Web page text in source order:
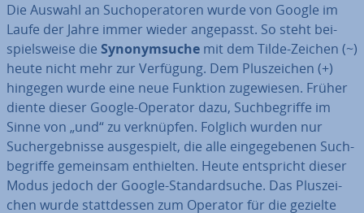
Die Auswahl an Such­ope­ra­to­ren wurde von Google im
Laufe der Jahre immer wieder angepasst. So steht bei­
spiels­wei­se die Syn­onym­su­che mit dem Tilde-Zeichen (~)
heute nicht mehr zur Verfügung. Dem Plus­zei­chen (+)
hingegen wurde eine neue Funktion zu­ge­wie­sen. Früher
diente dieser Google-Operator dazu, Such­be­grif­fe im
Sinne von „und“ zu ver­knüp­fen. Folglich wurden nur
Such­ergeb­nis­se aus­ge­spielt, die alle ein­ge­ge­be­nen Such­
be­grif­fe gemeinsam ent­hiel­ten. Heute ent­spricht dieser
Modus jedoch der Google-Stan­dard­su­che. Das Plus­zei­
chen wurde statt­des­sen zum Operator für die gezielte